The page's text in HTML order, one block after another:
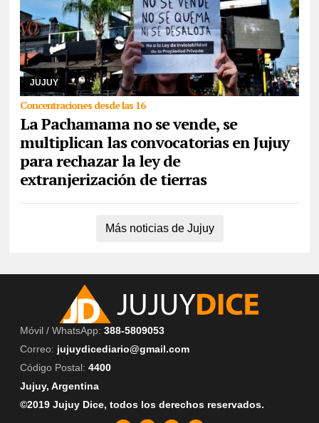
JUJUY
Concentraciones desde las 16
La Pachamama no se vende, se
multiplican las convocatorias en Jujuy
para rechazar la ley de
extranjerización de tierras
05/08/2026 Comunidades indígenas, sindicatos, ambientalistas,
organizaciones sociales, políticas y de derechos humanos se
congregarán en la capital, como así ta ...
Más noticias de Jujuy
Móvil / WhatsApp: 388-5809053
Correo: jujuydicediario@gmail.com
Código Postal: 4400
Jujuy, Argentina
©2019 Jujuy Dice, todos los derechos reservados.